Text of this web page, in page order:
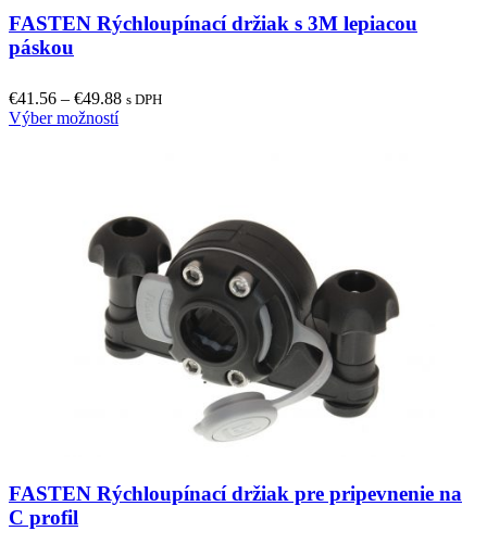
variants.
be
chosen
FASTEN Rýchloupínací držiak s 3M lepiacou
páskou
€41.56 – €49.88 s DPH
Výber možnostíThis
The
options
be
chosen
on
product
FASTEN Rýchloupínací držiak pre pripevnenie na
C profil